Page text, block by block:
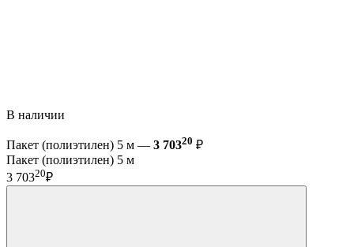
В наличии
Пакет (полиэтилен) 5 м — 3 70320 ₽
Пакет (полиэтилен) 5 м
3 70320₽